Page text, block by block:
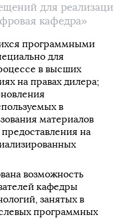
для
кафедра»
программными
для
в высших
на правах дилера;
в
материалов
на
возможность
кафедры
занятых в
программных